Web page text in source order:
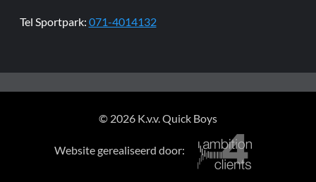
Tel Sportpark: 071-4014132
© 2026 K.v.v. Quick Boys
Website gerealiseerd door: